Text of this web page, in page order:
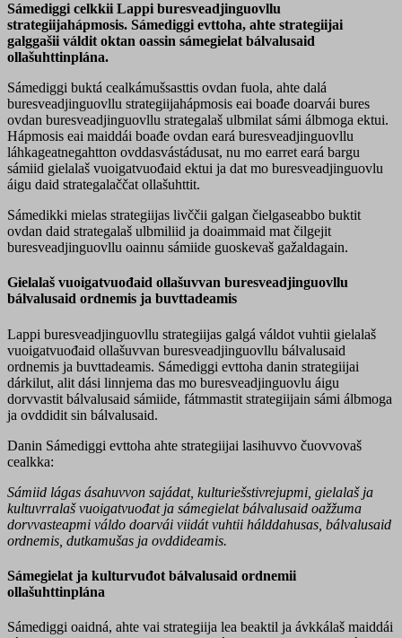
Sámediggi celkkii Lappi buresveadjinguovllu
strategiijahápmosis. Sámediggi evttoha, ahte strategiijai
galggašii váldit oktan oassin sámegielat bálvalusaid
ollašuhttinplána.
Sámediggi buktá cealkámušsasttis ovdan fuola, ahte dalá
buresveadjinguovllu strategiijahápmosis eai boađe doarvái bures
ovdan buresveadjinguovllu strategalaš ulbmilat sámi álbmoga ektui.
Hápmosis eai maiddái boađe ovdan eará buresveadjinguovllu
láhkageatnegahtton ovddasvástádusat, nu mo earret eará bargu
sámiid gielalaš vuoigatvuođaid ektui ja dat mo buresveadjinguovlu
áigu daid strategalaččat ollašuhttit.
Sámedikki mielas strategiijas livččii galgan čielgaseabbo buktit
ovdan daid strategalaš ulbmiliid ja doaimmaid mat čilgejit
buresveadjinguovllu oainnu sámiide guoskevaš gažaldagain.
Gielalaš vuoigatvuođaid ollašuvvan buresveadjinguovllu
bálvalusaid ordnemis ja buvttadeamis
Lappi buresveadjinguovllu strategiijas galgá váldot vuhtii gielalaš
vuoigatvuođaid ollašuvvan buresveadjinguovllu bálvalusaid
ordnemis ja buvttadeamis. Sámediggi evttoha danin strategiijai
dárkilut, alit dási linnjema das mo buresveadjinguovlu áigu
dorvvastit bálvalusaid sámiide, fátmmastit strategiijain sámi álbmoga
ja ovddidit sin bálvalusaid.
Danin Sámediggi evttoha ahte strategiijai lasihuvvo čuovvovaš
cealkka:
Sámiid lágas ásahuvvon sajádat, kulturiešstivrejupmi, gielalaš ja
kultuvrralaš vuoigatvuođat ja sámegielat bálvalusaid oažžuma
dorvvasteapmi váldo doarvái viidát vuhtii hálddahusas, bálvalusaid
ordnemis, dutkamušas ja ovddideamis.
Sámegielat ja kulturvuđot bálvalusaid ordnemii
ollašuhttinplána
Sámediggi oaidná, ahte vai strategiija lea beaktil ja ávkkálaš maiddái